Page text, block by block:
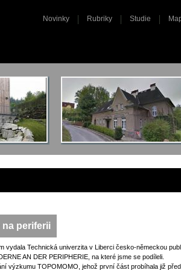
Novinky Rubriky Studie
na periferii
vydala Technická univerzita v Liberci česko-německou
AN DER PERIPHERIE, na které jsme se podíleli.
výzkumu TOPOMOMO, jehož první část probíhala již